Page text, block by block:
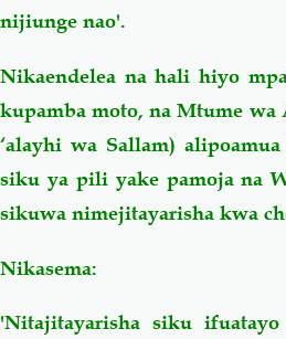
nijiunge nao'.
Nikaendelea na hali hiyo
kupamba moto, na Mtume
‘alayhi wa Sallam)
siku ya pili yake pamoja na
sikuwa nimejitayarisha kwa
Nikasema:
'Nitajitayarisha siku